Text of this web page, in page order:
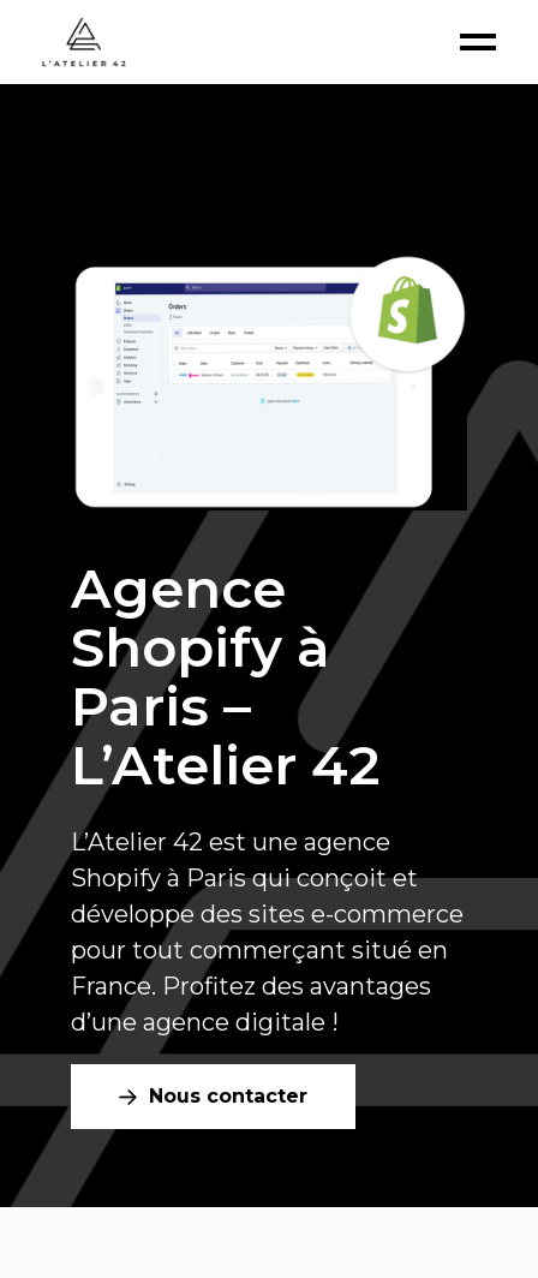
Agence
Shopify à
Paris –
L’Atelier 42
L’Atelier 42 est une agence
Shopify à Paris qui conçoit et
développe des sites e-commerce
pour tout commerçant situé en
France. Profitez des avantages
d’une agence digitale !
Nous contacter